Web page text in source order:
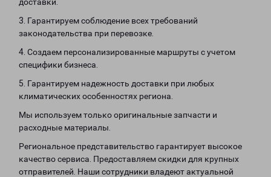
3. Гарантируем соблюдение всех требований
законодательства при перевозке.
4. Создаем персонализированные маршруты с учетом
специфики бизнеса.
5. Гарантируем надежность доставки при любых
климатических особенностях региона.
Мы используем только оригинальные запчасти и
расходные материалы.
Региональное представительство гарантирует высокое
качество сервиса. Предоставляем скидки для крупных
отправителей. Наши сотрудники владеют актуальной